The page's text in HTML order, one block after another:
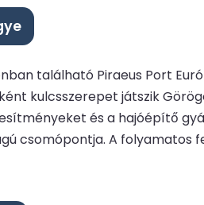
található Piraeus Port
kulcsszerepet játszik
és a hajóépítő
csomópontja. A folyamatos